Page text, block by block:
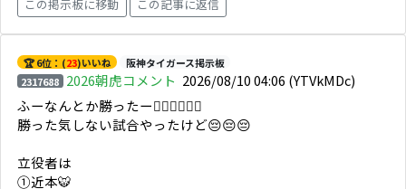
この掲示板に移動 この記事に返信
🏆 6位：(23)いいね
阪神タイガース掲示板
2317688 2026朝虎コメント 2026/08/10 04:06 (YTVkMDc)
ふーなんとか勝ったー😮‍💨😮‍💨😮‍💨
勝った気しない試合やったけど😔😔😔
立役者は
①近本🐯